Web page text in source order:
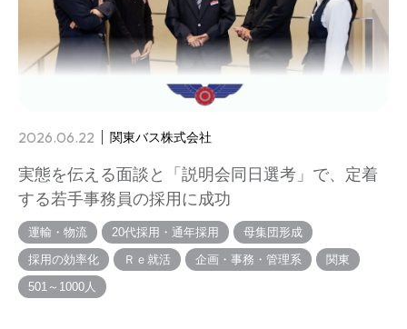
2026.06.22 関東バス株式会社
実態を伝える面談と「説明会同日選考」で、定着
する若手事務員の採用に成功
運輸・物流 20代採用・通年採用
母集団形成
採用の効率化
Ｒｅ就活 企画・事務・管理系
関東
501～1000人